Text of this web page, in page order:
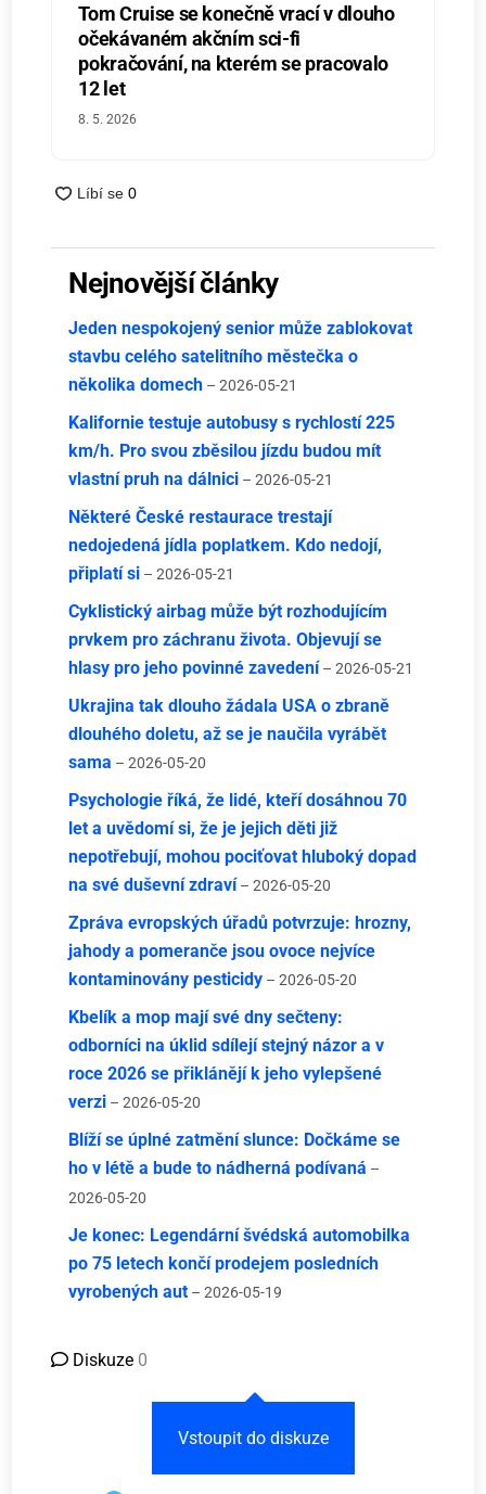
Tom Cruise se konečně vrací v dlouho
očekávaném akčním sci-fi
pokračování, na kterém se pracovalo
12 let
8. 5. 2026
Nejnovější články
Jeden nespokojený senior může zablokovat
stavbu celého satelitního městečka o
několika domech – 2026-05-21
Kalifornie testuje autobusy s rychlostí 225
km/h. Pro svou zběsilou jízdu budou mít
vlastní pruh na dálnici – 2026-05-21
Některé České restaurace trestají
nedojedená jídla poplatkem. Kdo nedojí,
připlatí si – 2026-05-21
Cyklistický airbag může být rozhodujícím
prvkem pro záchranu života. Objevují se
hlasy pro jeho povinné zavedení – 2026-05-21
Ukrajina tak dlouho žádala USA o zbraně
dlouhého doletu, až se je naučila vyrábět
sama – 2026-05-20
Psychologie říká, že lidé, kteří dosáhnou 70
let a uvědomí si, že je jejich děti již
nepotřebují, mohou pociťovat hluboký dopad
na své duševní zdraví – 2026-05-20
Zpráva evropských úřadů potvrzuje: hrozny,
jahody a pomeranče jsou ovoce nejvíce
kontaminovány pesticidy – 2026-05-20
Kbelík a mop mají své dny sečteny:
odborníci na úklid sdílejí stejný názor a v
roce 2026 se přiklánějí k jeho vylepšené
verzi – 2026-05-20
Blíží se úplné zatmění slunce: Dočkáme se
ho v létě a bude to nádherná podívaná –
2026-05-20
Je konec: Legendární švédská automobilka
po 75 letech končí prodejem posledních
vyrobených aut – 2026-05-19
Diskuze 0
Vstoupit do diskuze